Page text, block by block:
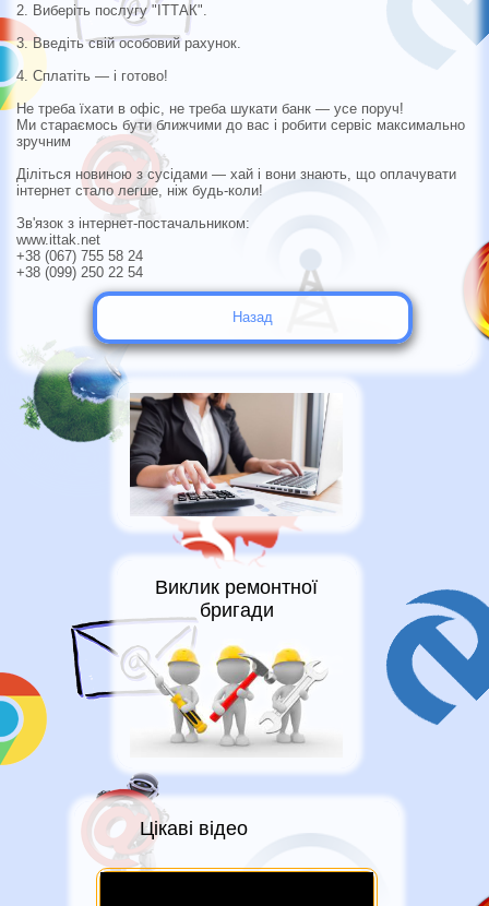
Виклик ремонтної
бригади
Цікаві відео
2. Виберіть послугу "ІТТАК".
3. Введіть свій особовий рахунок.
4. Сплатіть — і готово!
Не треба їхати в офіс, не треба шукати банк — усе поруч!
Ми стараємось бути ближчими до вас і робити сервіс максимально
зручним
Діліться новиною з сусідами — хай і вони знають, що оплачувати
інтернет стало легше, ніж будь-коли!
Зв'язок з інтернет-постачальником:
www.ittak.net
+38 (067) 755 58 24
+38 (099) 250 22 54
Назад